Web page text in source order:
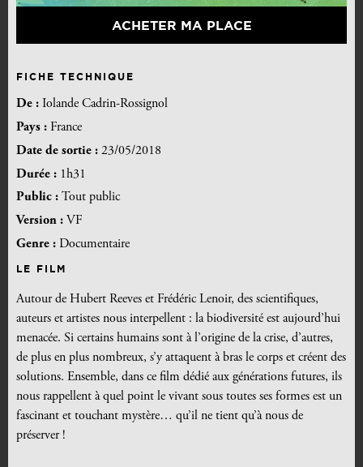
ACHETER MA PLACE
FICHE TECHNIQUE
De : Iolande Cadrin-Rossignol
Pays : France
Date de sortie : 23/05/2018
Durée : 1h31
Public : Tout public
Version : VF
Genre : Documentaire
LE FILM
Autour de Hubert Reeves et Frédéric Lenoir, des scientifiques,
auteurs et artistes nous interpellent : la biodiversité est aujourd’hui
menacée. Si certains humains sont à l’origine de la crise, d’autres,
de plus en plus nombreux, s’y attaquent à bras le corps et créent des
solutions. Ensemble, dans ce film dédié aux générations futures, ils
nous rappellent à quel point le vivant sous toutes ses formes est­ un
fascinant et touchant mystère… qu’il ne tient qu’à nous de
préserver !